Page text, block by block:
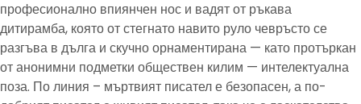
професионално впиянчен нос и вадят от ръкава
дитирамба, която от стегнато навито руло чевръсто се
разгъва в дълга и скучно орнаментирана — като протъркан
от анонимни подметки обществен килим — интелектуална
поза. По линия – мъртвият писател е безопасен, а по-